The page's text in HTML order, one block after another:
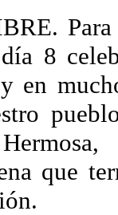
Para
8
en
que